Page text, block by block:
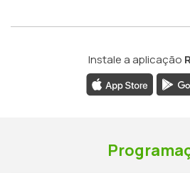
Instale a aplicação